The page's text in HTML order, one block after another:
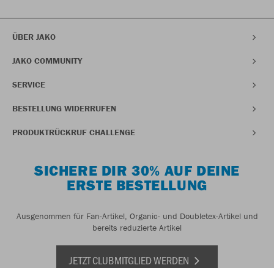
ÜBER JAKO
JAKO COMMUNITY
SERVICE
BESTELLUNG WIDERRUFEN
PRODUKTRÜCKRUF CHALLENGE
SICHERE DIR 30% AUF DEINE
ERSTE BESTELLUNG
Ausgenommen für Fan-Artikel, Organic- und Doubletex-Artikel und
bereits reduzierte Artikel
JETZT CLUBMITGLIED WERDEN